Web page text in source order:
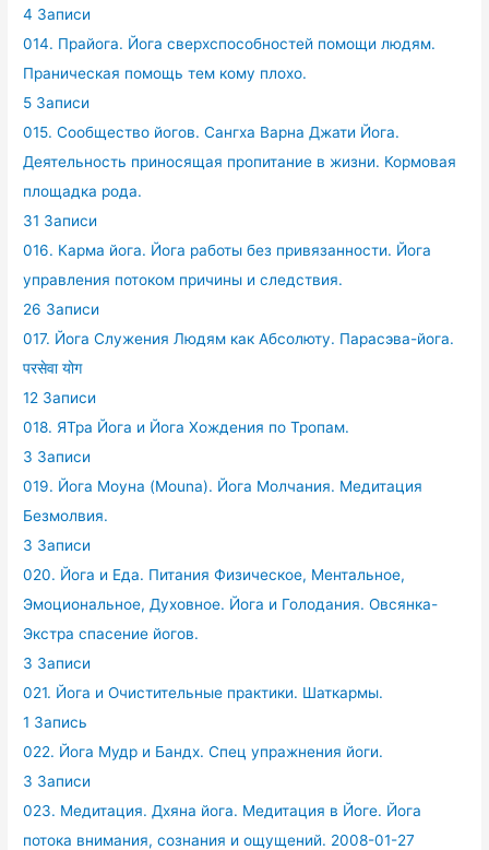
4 Записи
014. Прайога. Йога сверхспособностей помощи людям.
Праническая помощь тем кому плохо.
5 Записи
015. Сообщество йогов. Сангха Варна Джати Йога.
Деятельность приносящая пропитание в жизни. Кормовая
площадка рода.
31 Записи
016. Карма йога. Йога работы без привязанности. Йога
управления потоком причины и следствия.
26 Записи
017. Йога Служения Людям как Абсолюту. Парасэва-йога.
परसेवा योग
12 Записи
018. ЯТра Йога и Йога Хождения по Тропам.
3 Записи
019. Йога Моуна (Mouna). Йога Молчания. Медитация
Безмолвия.
3 Записи
020. Йога и Еда. Питания Физическое, Ментальное,
Эмоциональное, Духовное. Йога и Голодания. Овсянка-
Экстра спасение йогов.
3 Записи
021. Йога и Очистительные практики. Шаткармы.
1 Запись
022. Йога Мудр и Бандх. Спец упражнения йоги.
3 Записи
023. Медитация. Дхяна йога. Медитация в Йоге. Йога
потока внимания, сознания и ощущений. 2008-01-27